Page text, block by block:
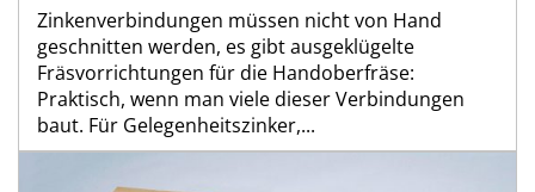
Zinkenverbindungen müssen nicht von Hand
geschnitten werden, es gibt ausgeklügelte
Fräsvorrichtungen für die Handoberfräse:
Praktisch, wenn man viele dieser Verbindungen
baut. Für Gelegenheitszinker,...